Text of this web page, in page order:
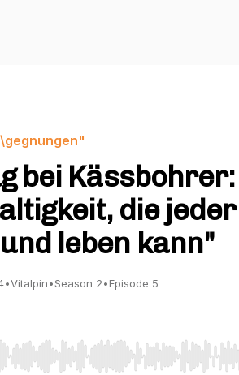
bei Kässbohrer:
die jeder
leben kann"
•Vitalpin•Season 2•Episode 5
Right to seek, Home/End to jump